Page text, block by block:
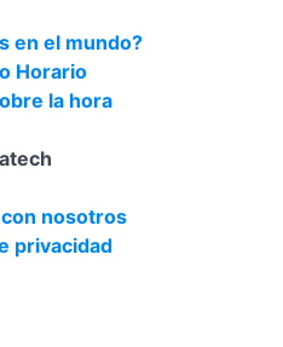
en el mundo?
Horario
la hora
nosotros
privacidad